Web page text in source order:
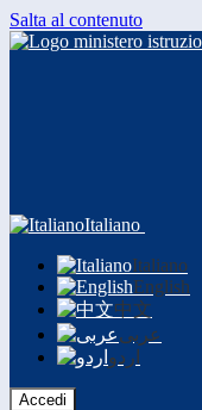
Salta al contenuto
Italiano
Italiano
English
中文
عربى
اردو
Accedi